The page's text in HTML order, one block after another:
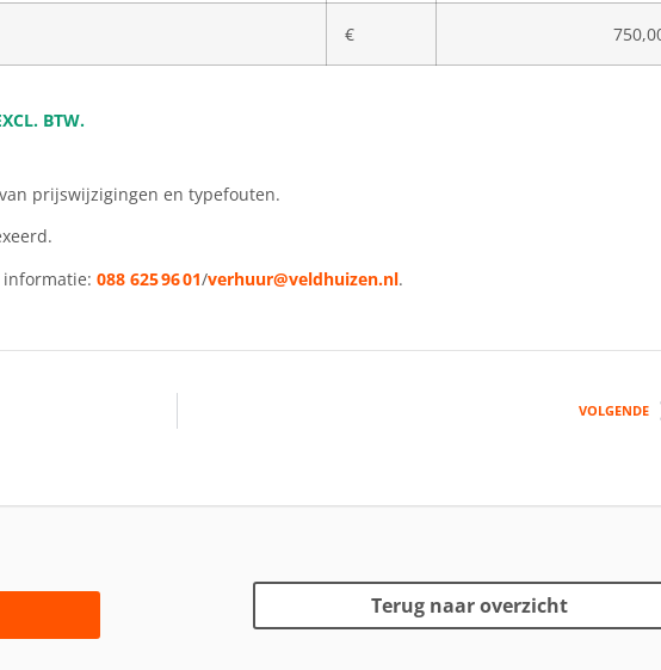
€
BTW.
prijswijzigingen en typefouten.
088 625 96 01/verhuur@veldhuizen.nl.
VOLGENDE
Terug naar overzicht